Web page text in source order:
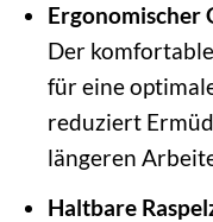
Ergonomischer
Der
für eine
reduziert
längeren
Haltbare